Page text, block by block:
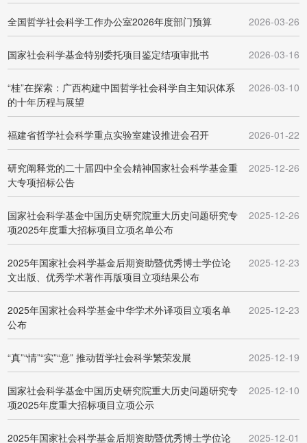
全国哲学社会科学工作办公室2026年度部门预算 2026-03-26
国家社会科学基金特别委托项目鉴定结项审批书 2026-03-16
“桂”在探索：广西构建中国哲学社会科学自主知识体系
的十年历程与展望
2026-03-10
福建省哲学社会科学重点实验室建设推进会召开 2026-01-22
研究阐释党的二十届四中全会精神国家社会科学基金重
大专项招标公告
2025-12-26
国家社会科学基金中国历史研究院重大历史问题研究专
项2025年度重大招标项目立项名单公布
2025-12-26
2025年国家社会科学基金后期资助暨优秀博士学位论
文出版、优秀学术著作再版项目立项结果公布
2025-12-23
2025年国家社会科学基金中华学术外译项目立项名单
公布
2025-12-23
“真”“情”“实”“意” 推动哲学社会科学繁荣发展 2025-12-19
国家社会科学基金中国历史研究院重大历史问题研究专
项2025年度重大招标项目立项公示
2025-12-10
2025年国家社会科学基金后期资助暨优秀博士学位论 2025-12-01